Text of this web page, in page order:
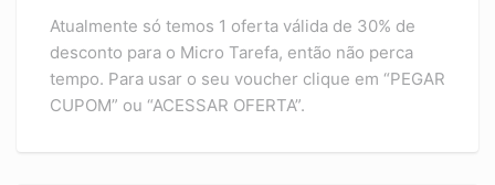
Atualmente só temos 1 oferta válida de 30% de
desconto para o Micro Tarefa, então não perca
tempo. Para usar o seu voucher clique em “PEGAR
CUPOM” ou “ACESSAR OFERTA”.